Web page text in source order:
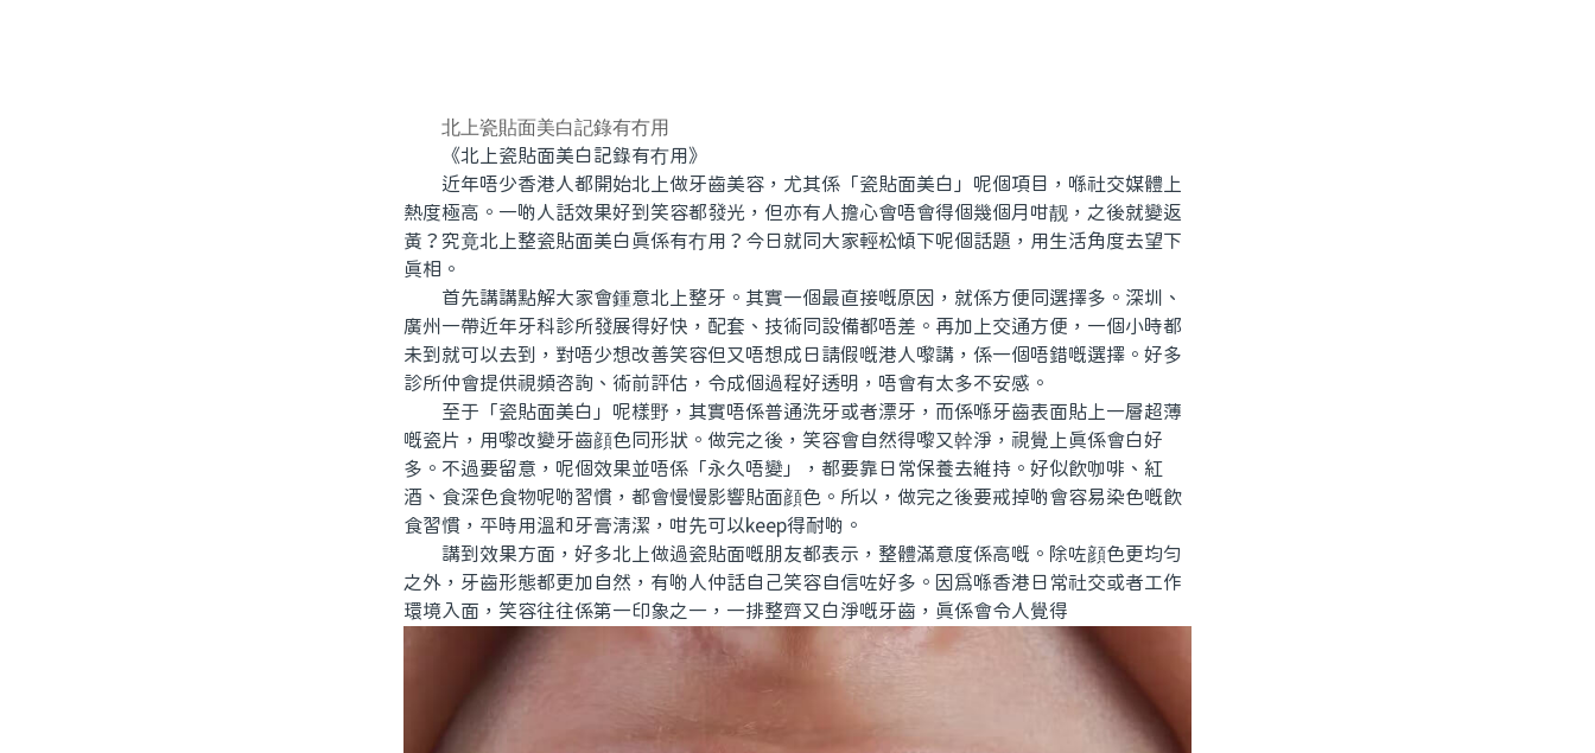
北上瓷貼面美白記錄有冇用
《北上瓷貼面美白記錄有冇用》
近年唔少香港人都開始北上做牙齒美容，尤其係「瓷貼面美白」呢個項目，喺社交媒體上
熱度極高。一啲人話效果好到笑容都發光，但亦有人擔心會唔會得個幾個月咁靓，之後就變返
黃？究竟北上整瓷貼面美白真係有冇用？今日就同大家輕松傾下呢個話題，用生活角度去望下
真相。
首先講講點解大家會鍾意北上整牙。其實一個最直接嘅原因，就係方便同選擇多。深圳、
廣州一帶近年牙科診所發展得好快，配套、技術同設備都唔差。再加上交通方便，一個小時都
未到就可以去到，對唔少想改善笑容但又唔想成日請假嘅港人嚟講，係一個唔錯嘅選擇。好多
診所仲會提供視頻咨詢、術前評估，令成個過程好透明，唔會有太多不安感。
至于「瓷貼面美白」呢樣野，其實唔係普通洗牙或者漂牙，而係喺牙齒表面貼上一層超薄
嘅瓷片，用嚟改變牙齒顔色同形狀。做完之後，笑容會自然得嚟又幹淨，視覺上真係會白好
多。不過要留意，呢個效果並唔係「永久唔變」，都要靠日常保養去維持。好似飲咖啡、紅
酒、食深色食物呢啲習慣，都會慢慢影響貼面顔色。所以，做完之後要戒掉啲會容易染色嘅飲
食習慣，平時用溫和牙膏清潔，咁先可以keep得耐啲。
講到效果方面，好多北上做過瓷貼面嘅朋友都表示，整體滿意度係高嘅。除咗顔色更均勻
之外，牙齒形態都更加自然，有啲人仲話自己笑容自信咗好多。因爲喺香港日常社交或者工作
環境入面，笑容往往係第一印象之一，一排整齊又白淨嘅牙齒，真係會令人覺得